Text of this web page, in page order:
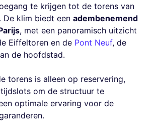
te krijgen tot de torens van
De klim biedt een adembenemend
, met een panoramisch uitzicht
Eiffeltoren en de Pont Neuf, de
de hoofdstad.
torens is alleen op reservering,
om de structuur te
optimale ervaring voor de